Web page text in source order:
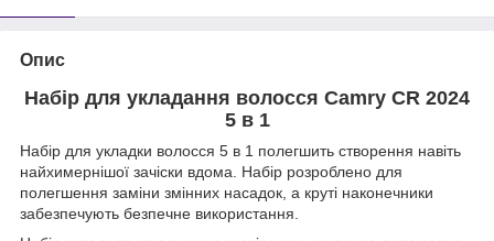
Опис
Набір для укладання волосся Camry CR 2024
5 в 1
Набір для укладки волосся 5 в 1 полегшить створення навіть
найхимернішої зачіски вдома. Набір розроблено для
полегшення заміни змінних насадок, а круті наконечники
забезпечують безпечне використання.